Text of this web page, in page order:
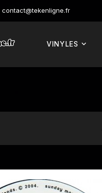
contact@tekenligne.fr
VINYLES